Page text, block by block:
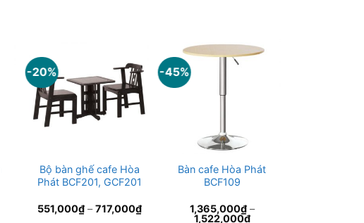
-20%
Bộ bàn ghế cafe Hòa
Phát BCF201, GCF201
551,000₫–717,000₫
-45%
Bàn cafe Hòa Phát
BCF109
1,365,000₫–
1,522,000₫